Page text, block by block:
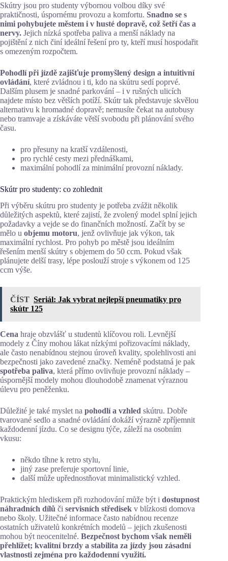
Skútry jsou pro studenty výbornou volbou díky své
praktičnosti, úspornému provozu a komfortu. Snadno se s
nimi pohybujete městem i v husté dopravě, což šetří čas a
nervy. Jejich nízká spotřeba paliva a menší náklady na
pojištění z nich činí ideální řešení pro ty, kteří musí hospodařit
s omezeným rozpočtem.
Pohodlí při jízdě zajišťuje promyšlený design a intuitivní
ovládání, které zvládnou i ti, kdo na skútru sedí poprvé.
Dalším plusem je snadné parkování – i v rušných ulicích
najdete místo bez větších potíží. Skútr tak představuje skvělou
alternativu k hromadné dopravě; nemusíte čekat na autobusy
nebo tramvaje a získáváte větší svobodu při plánování svého
času.
pro přesuny na kratší vzdálenosti,
pro rychlé cesty mezi přednáškami,
maximální pohodlí za minimální provozní náklady.
Skútr pro studenty: co zohlednit
Při výběru skútru pro studenty je potřeba zvážit několik
důležitých aspektů, které zajistí, že zvolený model splní jejich
požadavky a vejde se do finančních možností. Začít by se
mělo u objemu motoru, jenž ovlivňuje jak výkon, tak
maximální rychlost. Pro pohyb po městě jsou ideálním
řešením menší skútry s objemem do 50 ccm. Pokud však
plánujete delší trasy, lépe poslouží stroje s výkonem od 125
ccm výše.
ČÍST Seriál: Jak vybrat nejlepší pneumatiky pro
skútr 125
Cena hraje obzvlášť u studentů klíčovou roli. Levnější
modely z Číny mohou lákat nízkými pořizovacími náklady,
ale často nenabídnou stejnou úroveň kvality, spolehlivosti ani
bezpečnosti jako zavedené značky. Neméně podstatná je pak
spotřeba paliva, která přímo ovlivňuje provozní náklady –
úspornější modely mohou dlouhodobě znamenat výraznou
úlevu pro peněženku.
Důležité je také myslet na pohodlí a vzhled skútru. Dobře
tvarované sedlo a snadné ovládání dokáží výrazně zpříjemnit
každodenní jízdu. Co se designu týče, záleží na osobním
vkusu:
někdo tíhne k retro stylu,
jiný zase preferuje sportovní linie,
další může upřednostňovat minimalistický vzhled.
Praktickým hlediskem při rozhodování může být i dostupnost
náhradních dílů či servisních středisek v blízkosti domova
nebo školy. Užitečné informace často nabídnou recenze
ostatních uživatelů konkrétních modelů – jejich zkušenosti
mohou být neocenitelné. Bezpečnost bychom však neměli
přehlížet; kvalitní brzdy a stabilita za jízdy jsou zásadní
vlastnosti zejména pro každodenní využití.